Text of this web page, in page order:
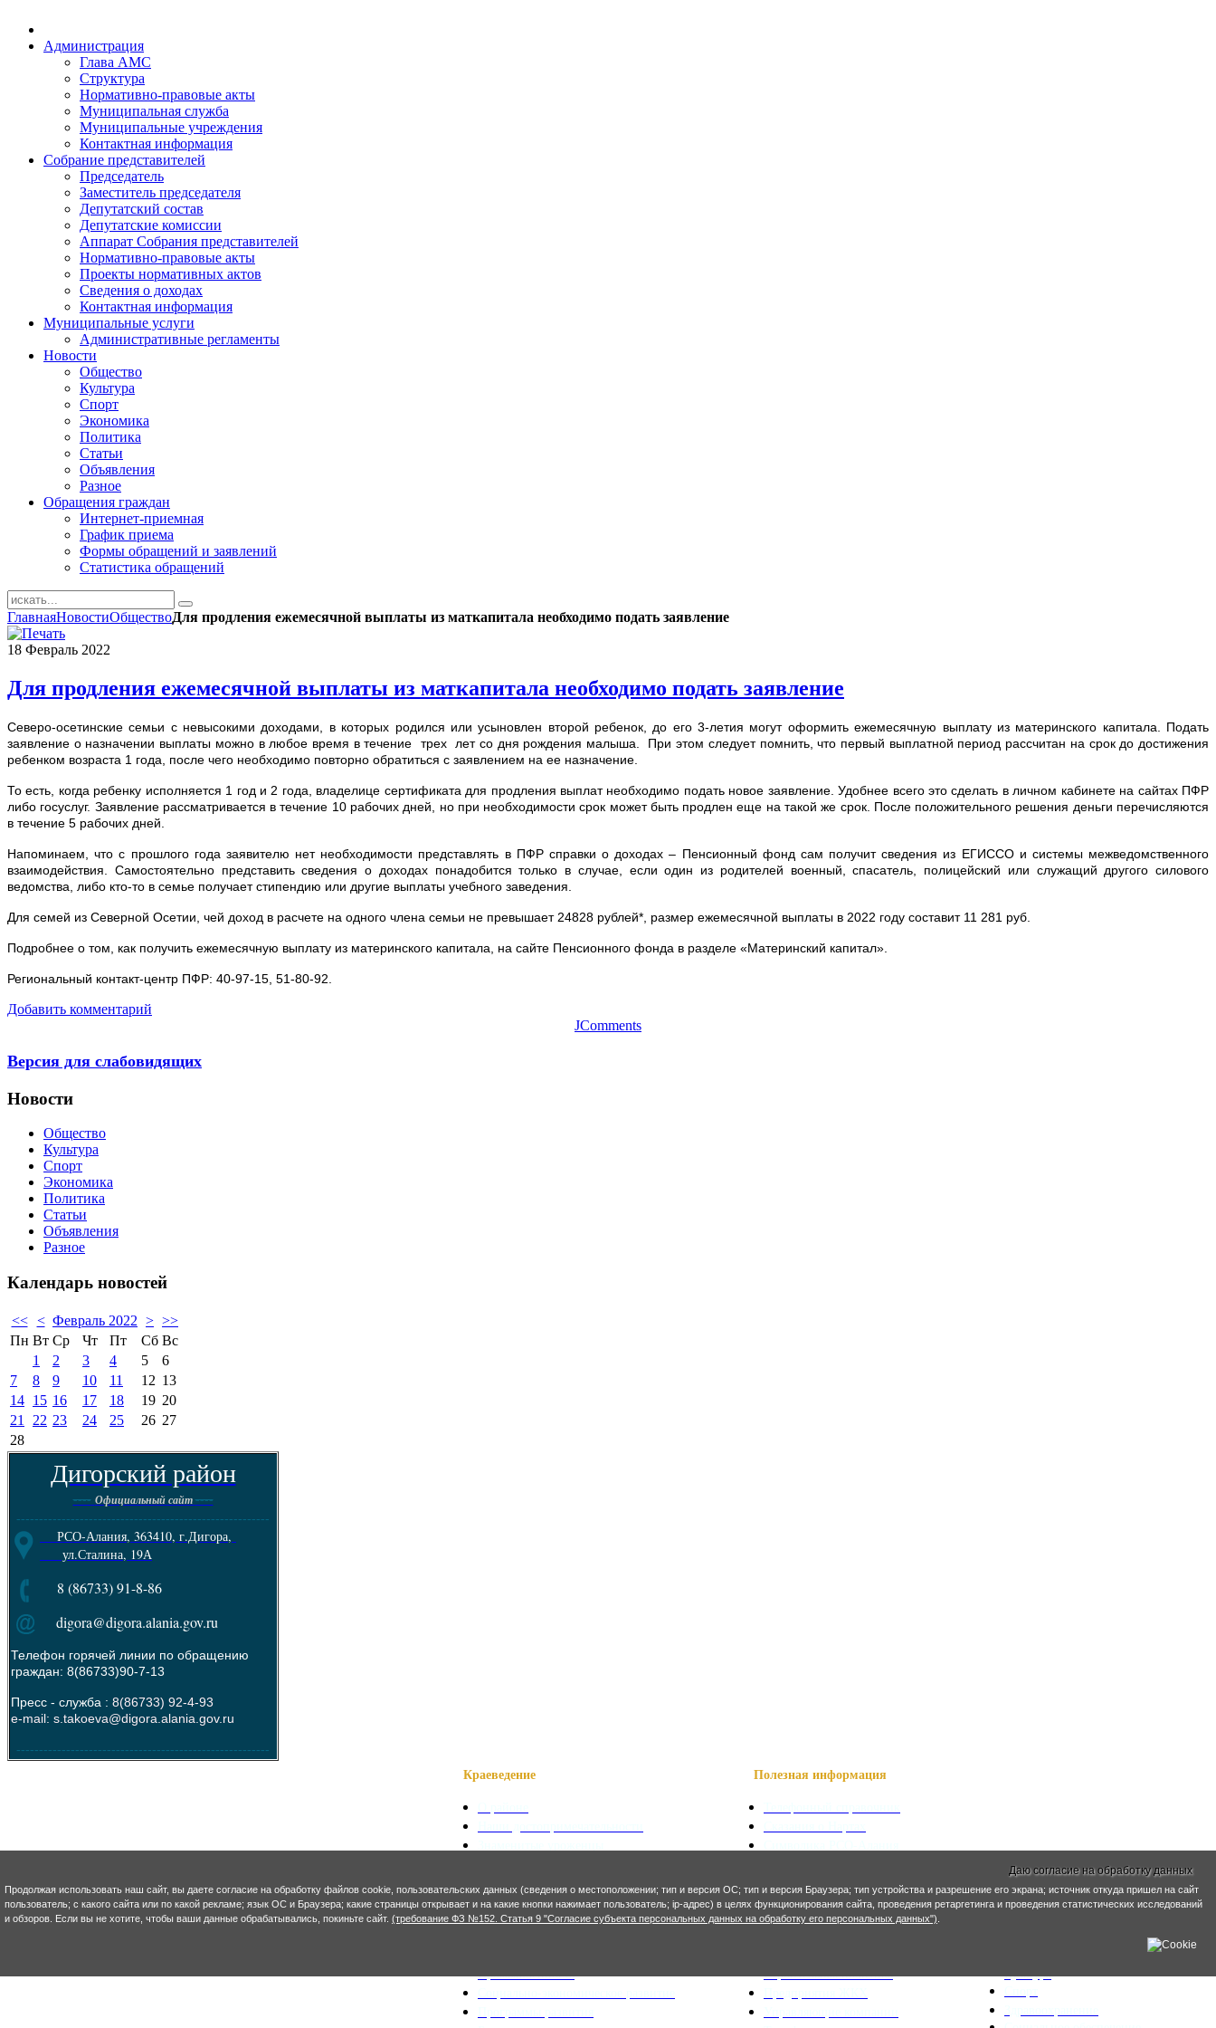
Администрация
Глава АМС
Структура
Нормативно-правовые акты
Муниципальная служба
Муниципальные учреждения
Контактная информация
Собрание представителей
Председатель
Заместитель председателя
Депутатский состав
Депутатские комиссии
Аппарат Собрания представителей
Нормативно-правовые акты
Проекты нормативных актов
Сведения о доходах
Контактная информация
Муниципальные услуги
Административные регламенты
Новости
Общество
Культура
Спорт
Экономика
Политика
Статьи
Объявления
Разное
Обращения граждан
Интернет-приемная
График приема
Формы обращений и заявлений
Статистика обращений
ГлавнаяНовостиОбществоДля продления ежемесячной выплаты из маткапитала необходимо подать заявление
18 Февраль 2022
Для продления ежемесячной выплаты из маткапитала необходимо подать заявление
Северо-осетинские семьи с невысокими доходами, в которых родился или усыновлен второй ребенок, до его 3-летия могут оформить ежемесячную выплату из материнского капитала. Подать
заявление о назначении выплаты можно в любое время в течение трех лет со дня рождения малыша. При этом следует помнить, что первый выплатной период рассчитан на срок до достижения
ребенком возраста 1 года, после чего необходимо повторно обратиться с заявлением на ее назначение.
То есть, когда ребенку исполняется 1 год и 2 года, владелице сертификата для продления выплат необходимо подать новое заявление. Удобнее всего это сделать в личном кабинете на сайтах ПФР
либо госуслуг. Заявление рассматривается в течение 10 рабочих дней, но при необходимости срок может быть продлен еще на такой же срок. После положительного решения деньги перечисляются
в течение 5 рабочих дней.
Напоминаем, что с прошлого года заявителю нет необходимости представлять в ПФР справки о доходах – Пенсионный фонд сам получит сведения из ЕГИССО и системы межведомственного
взаимодействия. Самостоятельно представить сведения о доходах понадобится только в случае, если один из родителей военный, спасатель, полицейский или служащий другого силового
ведомства, либо кто-то в семье получает стипендию или другие выплаты учебного заведения.
Для семей из Северной Осетии, чей доход в расчете на одного члена семьи не превышает 24828 рублей*, размер ежемесячной выплаты в 2022 году составит 11 281 руб.
Подробнее о том, как получить ежемесячную выплату из материнского капитала, на сайте Пенсионного фонда в разделе «Материнский капитал».
Региональный контакт-центр ПФР: 40-97-15, 51-80-92.
Добавить комментарий
JComments
Версия для слабовидящих
Новости
Общество
Культура
Спорт
Экономика
Политика
Статьи
Объявления
Разное
Календарь новостей
<< < Февраль 2022 > >>
Пн Вт Ср Чт Пт Сб Вс
1
2 3 4 5
6
7
8 9 10 11 12 13
14 15 16 17 18 19 20
21
22 23 24 25 26 27
28
Дигорский район
---- Официальный сайт----
--------------------------------------------------------
РСО-Алания, 363410, г.Дигора,
ул.Сталина, 19А
8 (86733) 91-8-86
digora@digora.alania.gov.ru
Телефон горячей линии по обращению
граждан: 8(86733)90-7-13
Пресс - служба : 8(86733) 92-4-93
e-mail: s.takoeva@digora.alania.gov.ru
--------------------------------------------------------
Краеведение
Фотогалерея
Полезная информация
Осетинские имена
Экономика и финансы
Промышленность
Архитектура и ЖКХ
Строительная политика
Культура
Даю согласие на обработку данных
Продолжая использовать наш сайт, вы даете согласие на обработку файлов cookie, пользовательских данных (сведения о местоположении; тип и версия ОС; тип и версия Браузера; тип устройства и разрешение его экрана; источник откуда пришел на сайт
пользователь; с какого сайта или по какой рекламе; язык ОС и Браузера; какие страницы открывает и на какие кнопки нажимает пользователь; ip-адрес) в целях функционирования сайта, проведения ретаргетинга и проведения статистических исследований
и обзоров. Если вы не хотите, чтобы ваши данные обрабатывались, покиньте сайт. (требование ФЗ №152. Статья 9 "Согласие субъекта персональных данных на обработку его персональных данных")